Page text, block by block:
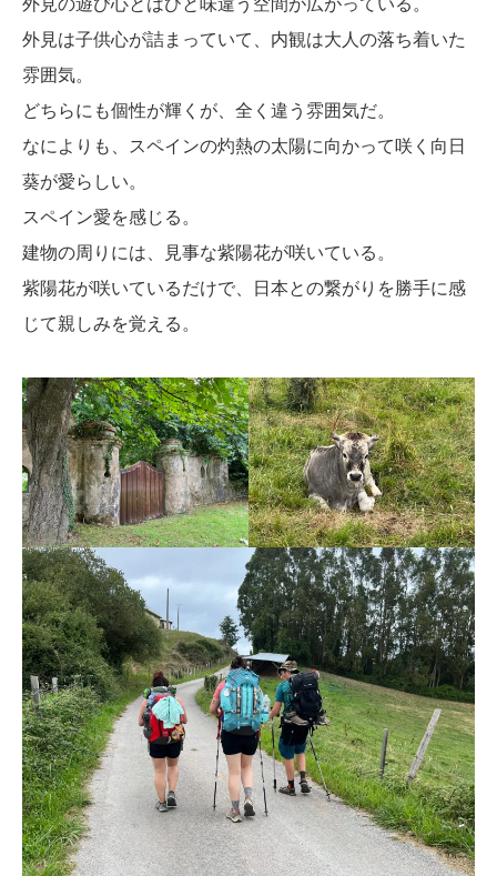
外見は子供心が詰まっていて、内観は大人の落ち着いた
雰囲気。
どちらにも個性が輝くが、全く違う雰囲気だ。
なによりも、スペインの灼熱の太陽に向かって咲く向日
葵が愛らしい。
スペイン愛を感じる。
建物の周りには、見事な紫陽花が咲いている。
紫陽花が咲いているだけで、日本との繋がりを勝手に感
じて親しみを覚える。